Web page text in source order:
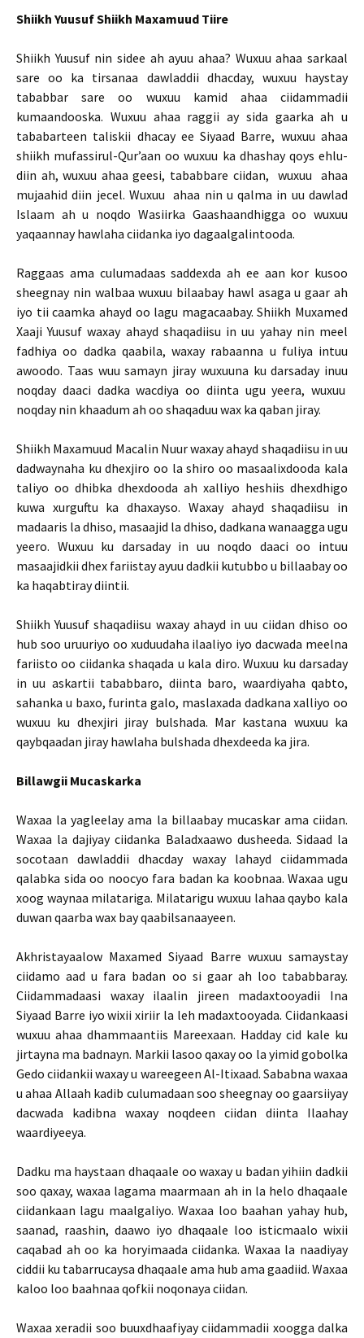
Shiikh Yuusuf Shiikh Maxamuud Tiire
Shiikh Yuusuf nin sidee ah ayuu ahaa? Wuxuu ahaa sarkaal
sare oo ka tirsanaa dawladdii dhacday, wuxuu haystay
tababbar sare oo wuxuu kamid ahaa ciidammadii
kumaandooska. Wuxuu ahaa raggii ay sida gaarka ah u
tababarteen taliskii dhacay ee Siyaad Barre, wuxuu ahaa
shiikh mufassirul-Qur’aan oo wuxuu ka dhashay qoys ehlu-
diin ah, wuxuu ahaa geesi, tababbare ciidan, wuxuu ahaa
mujaahid diin jecel. Wuxuu ahaa nin u qalma in uu dawlad
Islaam ah u noqdo Wasiirka Gaashaandhigga oo wuxuu
yaqaannay hawlaha ciidanka iyo dagaalgalintooda.
Raggaas ama culumadaas saddexda ah ee aan kor kusoo
sheegnay nin walbaa wuxuu bilaabay hawl asaga u gaar ah
iyo tii caamka ahayd oo lagu magacaabay. Shiikh Muxamed
Xaaji Yuusuf waxay ahayd shaqadiisu in uu yahay nin meel
fadhiya oo dadka qaabila, waxay rabaanna u fuliya intuu
awoodo. Taas wuu samayn jiray wuxuuna ku darsaday inuu
noqday daaci dadka wacdiya oo diinta ugu yeera, wuxuu
noqday nin khaadum ah oo shaqaduu wax ka qaban jiray.
Shiikh Maxamuud Macalin Nuur waxay ahayd shaqadiisu in uu
dadwaynaha ku dhexjiro oo la shiro oo masaalixdooda kala
taliyo oo dhibka dhexdooda ah xalliyo heshiis dhexdhigo
kuwa xurguftu ka dhaxayso. Waxay ahayd shaqadiisu in
madaaris la dhiso, masaajid la dhiso, dadkana wanaagga ugu
yeero. Wuxuu ku darsaday in uu noqdo daaci oo intuu
masaajidkii dhex fariistay ayuu dadkii kutubbo u billaabay oo
ka haqabtiray diintii.
Shiikh Yuusuf shaqadiisu waxay ahayd in uu ciidan dhiso oo
hub soo uruuriyo oo xuduudaha ilaaliyo iyo dacwada meelna
fariisto oo ciidanka shaqada u kala diro. Wuxuu ku darsaday
in uu askartii tababbaro, diinta baro, waardiyaha qabto,
sahanka u baxo, furinta galo, maslaxada dadkana xalliyo oo
wuxuu ku dhexjiri jiray bulshada. Mar kastana wuxuu ka
qaybqaadan jiray hawlaha bulshada dhexdeeda ka jira.
Billawgii Mucaskarka
Waxaa la yagleelay ama la billaabay mucaskar ama ciidan.
Waxaa la dajiyay ciidanka Baladxaawo dusheeda. Sidaad la
socotaan dawladdii dhacday waxay lahayd ciidammada
qalabka sida oo noocyo fara badan ka koobnaa. Waxaa ugu
xoog waynaa milatariga. Milatarigu wuxuu lahaa qaybo kala
duwan qaarba wax bay qaabilsanaayeen.
Akhristayaalow Maxamed Siyaad Barre wuxuu samaystay
ciidamo aad u fara badan oo si gaar ah loo tababbaray.
Ciidammadaasi waxay ilaalin jireen madaxtooyadii Ina
Siyaad Barre iyo wixii xiriir la leh madaxtooyada. Ciidankaasi
wuxuu ahaa dhammaantiis Mareexaan. Hadday cid kale ku
jirtayna ma badnayn. Markii lasoo qaxay oo la yimid gobolka
Gedo ciidankii waxay u wareegeen Al-Itixaad. Sababna waxaa
u ahaa Allaah kadib culumadaan soo sheegnay oo gaarsiiyay
dacwada kadibna waxay noqdeen ciidan diinta Ilaahay
waardiyeeya.
Dadku ma haystaan dhaqaale oo waxay u badan yihiin dadkii
soo qaxay, waxaa lagama maarmaan ah in la helo dhaqaale
ciidankaan lagu maalgaliyo. Waxaa loo baahan yahay hub,
saanad, raashin, daawo iyo dhaqaale loo isticmaalo wixii
caqabad ah oo ka horyimaada ciidanka. Waxaa la naadiyay
ciddii ku tabarrucaysa dhaqaale ama hub ama gaadiid. Waxaa
kaloo loo baahnaa qofkii noqonaya ciidan.
Waxaa xeradii soo buuxdhaafiyay ciidammadii xoogga dalka